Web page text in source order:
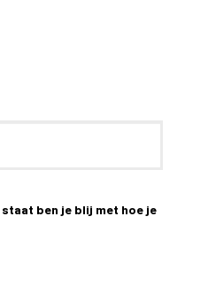
ben je blij met hoe je